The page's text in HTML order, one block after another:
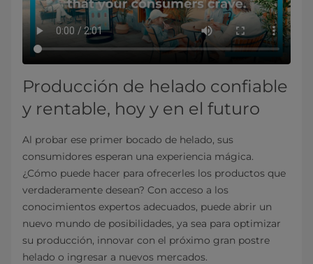
Producción de helado confiable
y rentable, hoy y en el futuro
Al probar ese primer bocado de helado, sus
consumidores esperan una experiencia mágica.
¿Cómo puede hacer para ofrecerles los productos que
verdaderamente desean? Con acceso a los
conocimientos expertos adecuados, puede abrir un
nuevo mundo de posibilidades, ya sea para optimizar
su producción, innovar con el próximo gran postre
helado o ingresar a nuevos mercados.